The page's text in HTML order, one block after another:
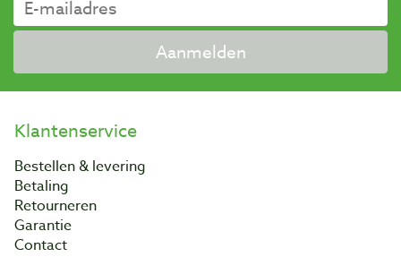
Aanmelden
Klantenservice
Bestellen & levering
Betaling
Retourneren
Garantie
Contact